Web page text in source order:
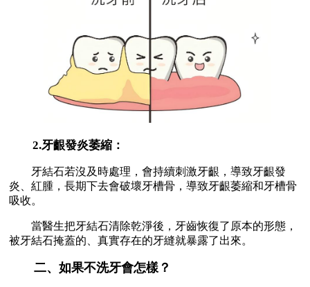
2.牙齦發炎萎縮：
牙結石若沒及時處理，會持續刺激牙齦，導致牙齦發
炎、紅腫，長期下去會破壞牙槽骨，導致牙齦萎縮和牙槽骨
吸收。
當醫生把牙結石清除乾淨後，牙齒恢復了原本的形態，
被牙結石掩蓋的、真實存在的牙縫就暴露了出來。
二、如果不洗牙會怎樣？